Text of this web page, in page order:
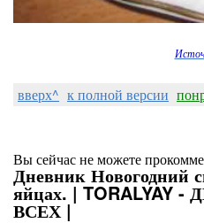
вверх^ к полной версии
Вы сейчас не можете
Дневник Новогодний
яйцах. | TORALYAY
ВСЕХ |